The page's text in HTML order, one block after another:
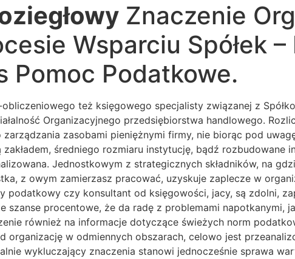
Znaczenie
Wsparciu Spółek –
Pomoc Podatkowe.
też księgowego specjalisty związanej z
Organizacyjnego przedsiębiorstwa handlowego.
zasobami pieniężnymi firmy, nie biorąc pod
średniego rozmiaru instytucję, bądź
Jednostkowym z strategicznych składników, na
z owym zamierzasz pracować, uzyskuje zaplecze w
podatkowy czy konsultant od księgowości, jacy, są zdolni,
szanse procentowe, że da radę z problemami napotkanymi,
również na informacje dotyczące świeżych norm
organizację w odmiennych obszarach, celowo jest
wykluczający znaczenia stanowi jednocześnie sprawa